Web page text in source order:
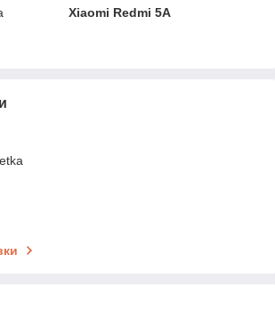
Xiaomi Redmi 5A